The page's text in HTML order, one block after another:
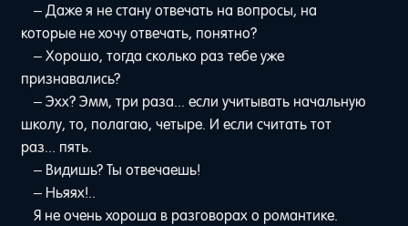
– Даже я не стану отвечать на вопросы, на
которые не хочу отвечать, понятно?
– Хорошо, тогда сколько раз тебе уже
признавались?
– Эхх? Эмм, три раза... если учитывать начальную
школу, то, полагаю, четыре. И если считать тот
раз... пять.
– Видишь? Ты отвечаешь!
– Ньяях!..
Я не очень хороша в разговорах о романтике.